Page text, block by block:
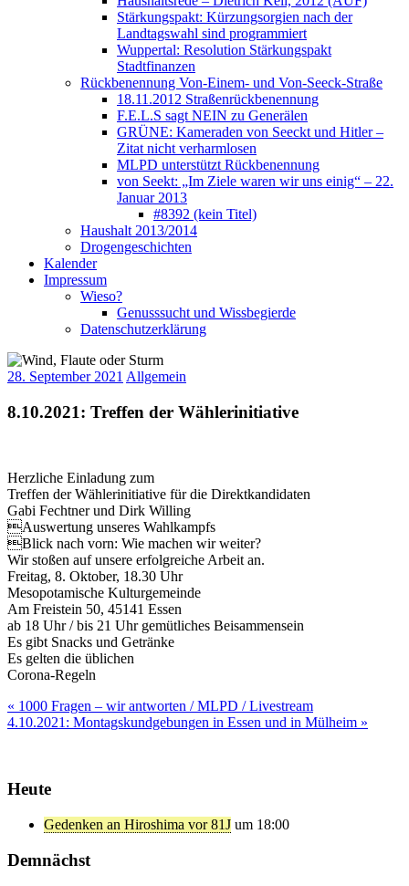
Stärkungspakt: Kürzungsorgien nach der
Landtagswahl sind programmiert
Wuppertal: Resolution Stärkungspakt
Stadtfinanzen
Rückbenennung Von-Einem- und Von-Seeck-Straße
18.11.2012 Straßenrückbenennung
F.E.L.S sagt NEIN zu Generälen
GRÜNE: Kameraden von Seeckt und Hitler –
Zitat nicht verharmlosen
MLPD unterstützt Rückbenennung
von Seekt: „Im Ziele waren wir uns einig“ – 22.
Januar 2013
#8392 (kein Titel)
Haushalt 2013/2014
Drogengeschichten
Kalender
Impressum
Wieso?
Genusssucht und Wissbegierde
Datenschutzerklärung
28. September 2021 Allgemein
8.10.2021: Treffen der Wählerinitiative
Herzliche Einladung zum
Treffen der Wählerinitiative für die Direktkandidaten
Gabi Fechtner und Dirk Willing
Auswertung unseres Wahlkampfs
Blick nach vorn: Wie machen wir weiter?
Wir stoßen auf unsere erfolgreiche Arbeit an.
Freitag, 8. Oktober, 18.30 Uhr
Mesopotamische Kulturgemeinde
Am Freistein 50, 45141 Essen
ab 18 Uhr / bis 21 Uhr gemütliches Beisammensein
Es gibt Snacks und Getränke
Es gelten die üblichen
Corona-Regeln
Beitragsnavigation
« 1000 Fragen – wir antworten / MLPD / Livestream
4.10.2021: Montagskundgebungen in Essen und in Mülheim »
Heute
Gedenken an Hiroshima vor 81J um 18:00
Demnächst